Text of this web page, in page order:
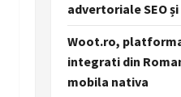
advertoriale SEO
Woot.ro,
integrati din
mobila nativa